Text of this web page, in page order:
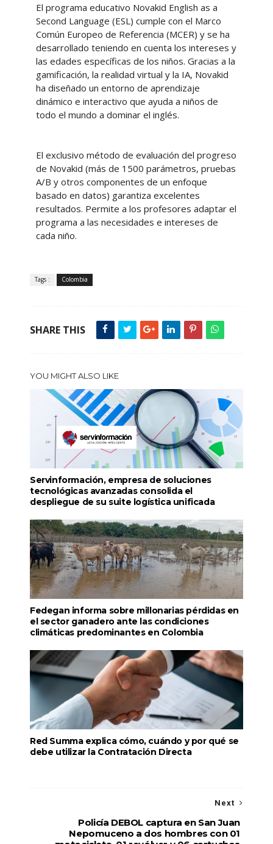
El programa educativo Novakid English as a
Second Language (ESL) cumple con el Marco
Común Europeo de Referencia (MCER) y se ha
desarrollado teniendo en cuenta los intereses y
las edades específicas de los niños. Gracias a la
gamificación, la realidad virtual y la IA, Novakid
ha diseñado un entorno de aprendizaje
dinámico e interactivo que ayuda a niños de
todo el mundo a dominar el inglés.
El exclusivo método de evaluación del progreso
de Novakid (más de 1500 parámetros, pruebas
A/B y otros componentes de un enfoque
basado en datos) garantiza excelentes
resultados. Permite a los profesores adaptar el
programa a las necesidades e intereses de
cada niño.
Tags : Colombia
SHARE THIS
YOU MIGHT ALSO LIKE
Servinformación, empresa de soluciones
tecnológicas avanzadas consolida el
despliegue de su suite logística unificada
Fedegan informa sobre millonarias pérdidas en
el sector ganadero ante las condiciones
climáticas predominantes en Colombia
Red Summa explica cómo, cuándo y por qué se
debe utilizar la Contratación Directa
Next
Policía DEBOL captura en San Juan
Nepomuceno a dos hombres con 01